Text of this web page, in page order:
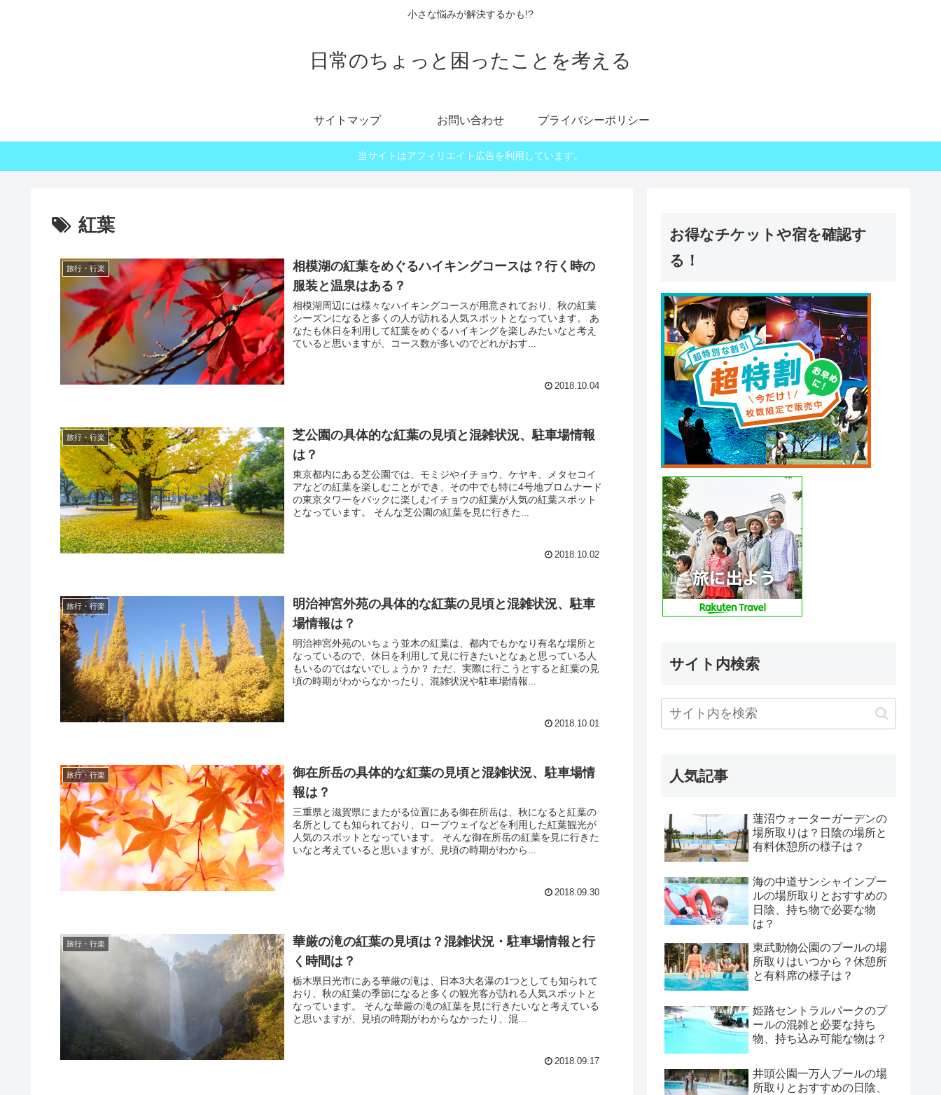
小さな悩みが解決するかも!?
日常のちょっと困ったことを考える
サイトマップ お問い合わせ プライバシーポリシー
当サイトはアフィリエイト広告を利用しています。
紅葉
旅行・行楽
相模湖の紅葉をめぐるハイキングコースは？行く時の
服装と温泉はある？
相模湖周辺には様々なハイキングコースが用意されており、秋の紅葉
シーズンになると多くの人が訪れる人気スポットとなっています。 あ
なたも休日を利用して紅葉をめぐるハイキングを楽しみたいなと考え
ていると思いますが、コース数が多いのでどれがおす...
2018.10.04
旅行・行楽
芝公園の具体的な紅葉の見頃と混雑状況、駐車場情報
は？
東京都内にある芝公園では、モミジやイチョウ、ケヤキ、メタセコイ
アなどの紅葉を楽しむことができ、その中でも特に4号地プロムナード
の東京タワーをバックに楽しむイチョウの紅葉が人気の紅葉スポット
となっています。 そんな芝公園の紅葉を見に行きた...
2018.10.02
旅行・行楽
明治神宮外苑の具体的な紅葉の見頃と混雑状況、駐車
場情報は？
明治神宮外苑のいちょう並木の紅葉は、都内でもかなり有名な場所と
なっているので、休日を利用して見に行きたいとなぁと思っている人
もいるのではないでしょうか？ ただ、実際に行こうとすると紅葉の見
頃の時期がわからなかったり、混雑状況や駐車場情報...
2018.10.01
旅行・行楽
御在所岳の具体的な紅葉の見頃と混雑状況、駐車場情
報は？
三重県と滋賀県にまたがる位置にある御在所岳は、秋になると紅葉の
名所としても知られており、ロープウェイなどを利用した紅葉観光が
人気のスポットとなっています。 そんな御在所岳の紅葉を見に行きた
いなと考えていると思いますが、見頃の時期がわから...
2018.09.30
旅行・行楽
華厳の滝の紅葉の見頃は？混雑状況・駐車場情報と行
く時間は？
栃木県日光市にある華厳の滝は、日本3大名瀑の1つとしても知られて
おり、秋の紅葉の季節になると多くの観光客が訪れる人気スポットと
なっています。 そんな華厳の滝の紅葉を見に行きたいなと考えている
と思いますが、見頃の時期がわからなかったり、混...
2018.09.17
お得なチケットや宿を確認す
る！
サイト内検索
人気記事
蓮沼ウォーターガーデンの
場所取りは？日陰の場所と
有料休憩所の様子は？
海の中道サンシャインプー
ルの場所取りとおすすめの
日陰、持ち物で必要な物
は？
東武動物公園のプールの場
所取りはいつから？休憩所
と有料席の様子は？
姫路セントラルパークのプ
ールの混雑と必要な持ち
物、持ち込み可能な物は？
井頭公園一万人プールの場
所取りとおすすめの日陰、